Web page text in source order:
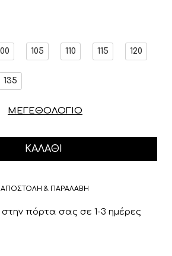
105 110 115 120
135
ΚΑΛΆΘΙ
ΜΕΓΕΘΟΛΟΓΙΟ
ΑΠΟΣΤΟΛΗ & ΠΑΡΑΛΑΒΗ
πόρτα σας σε 1-3 ημέρες